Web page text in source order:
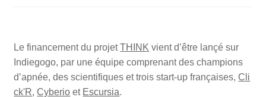
Le financement du projetTHINK vient d’être lançé sur
Indiegogo, par une équipe comprenant des champions
d’apnée, des scientifiques et trois start-up françaises,Cli
ck'R,Cyberio et Escursia.